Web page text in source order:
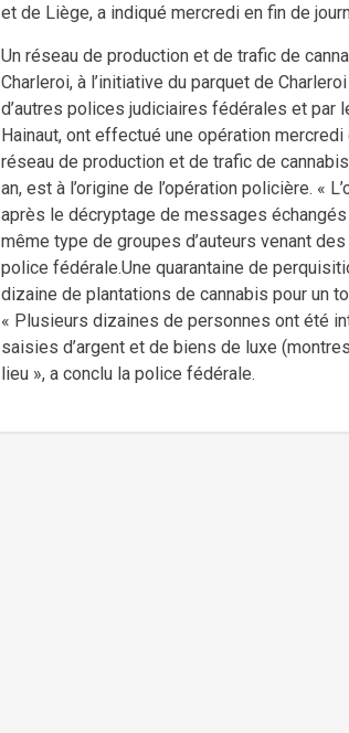
et de Liège, a indiqué mercredi en fin de
Un réseau de production et de trafic de
Charleroi, à l’initiative du parquet de
d’autres polices judiciaires fédérales et
Hainaut, ont effectué une opération
réseau de production et de trafic de
an, est à l’origine de l’opération policière. «
après le décryptage de messages
même type de groupes d’auteurs venant
police fédérale.Une quarantaine de
dizaine de plantations de cannabis pour un
« Plusieurs dizaines de personnes ont été
saisies d’argent et de biens de luxe
lieu », a conclu la police fédérale.